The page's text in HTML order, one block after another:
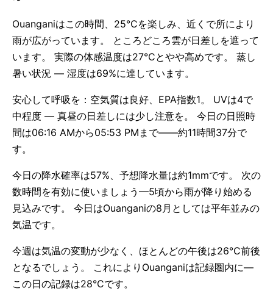
Ouanganiはこの時間、25°Cを楽しみ、近くで所により
雨が広がっています。 ところどころ雲が日差しを遮って
います。 実際の体感温度は27°Cとやや高めです。 蒸し
暑い状況 — 湿度は69%に達しています。
安心して呼吸を：空気質は良好、EPA指数1。 UVは4で
中程度 — 真昼の日差しには少し注意を。 今日の日照時
間は06:16 AMから05:53 PMまで——約11時間37分で
す。
今日の降水確率は57%、予想降水量は約1mmです。 次の
数時間を有効に使いましょう—5頃から雨が降り始める
見込みです。 今日はOuanganiの8月としては平年並みの
気温です。
今週は気温の変動が少なく、ほとんどの午後は26°C前後
となるでしょう。 これによりOuanganiは記録圏内に—
この日の記録は28°Cです。